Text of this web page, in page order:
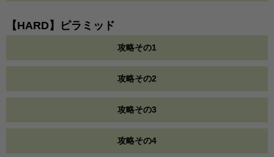
【HARD】ピラミッド
攻略その1
攻略その2
攻略その3
攻略その4